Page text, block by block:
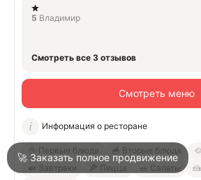
Город
5 Владимир
Смотреть все 3 отзывов
Смотреть меню
🍲 Первые блюда 🥣 Вторые блюда
🍛 Завтраки
🍕 Пицца 🥗 Салаты
Информация о ресторане
🚀 Заказать полное продвижение